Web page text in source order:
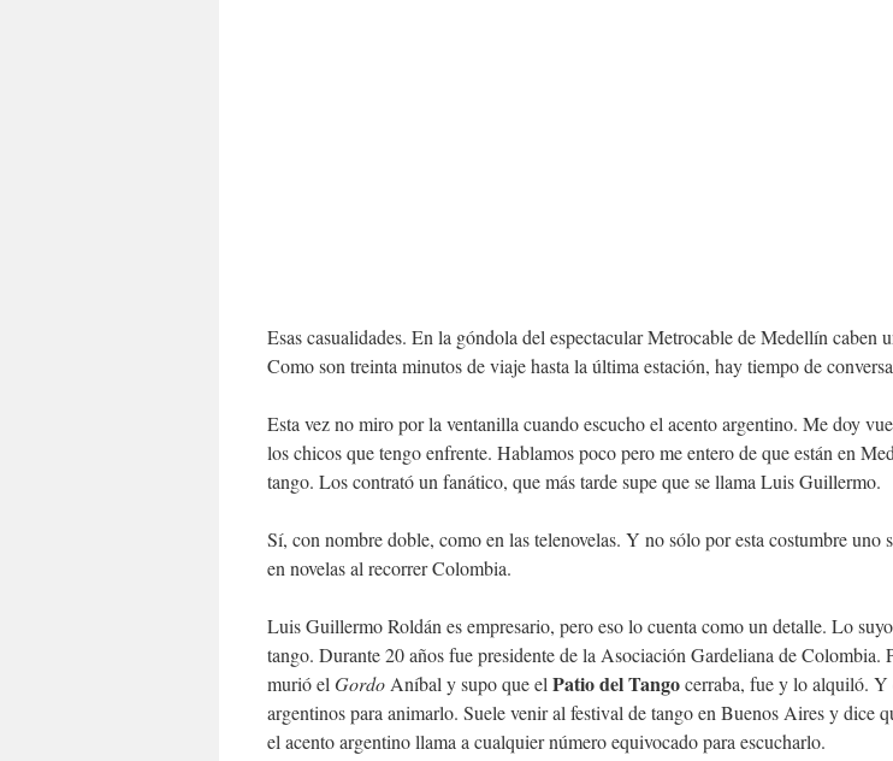
Esas casualidades. En la góndola del espectacular Metrocable de Medellín caben
Como son treinta minutos de viaje hasta la última estación, hay tiempo de
Esta vez no miro por la ventanilla cuando escucho el acento argentino. Me doy
los chicos que tengo enfrente. Hablamos poco pero me entero de que están en
tango. Los contrató un fanático, que más tarde supe que se llama Luis Guillermo.
Sí, con nombre doble, como en las telenovelas. Y no sólo por esta costumbre uno
en novelas al recorrer Colombia.
Luis Guillermo Roldán es empresario, pero eso lo cuenta como un detalle. Lo
tango. Durante 20 años fue presidente de la Asociación Gardeliana de Colombia.
murió el Gordo Aníbal y supo que el Patio del Tangocerraba, fue y lo alquiló. Y
argentinos para animarlo. Suele venir al festival de tango en Buenos Aires y dice
el acento argentino llama a cualquier número equivocado para escucharlo.